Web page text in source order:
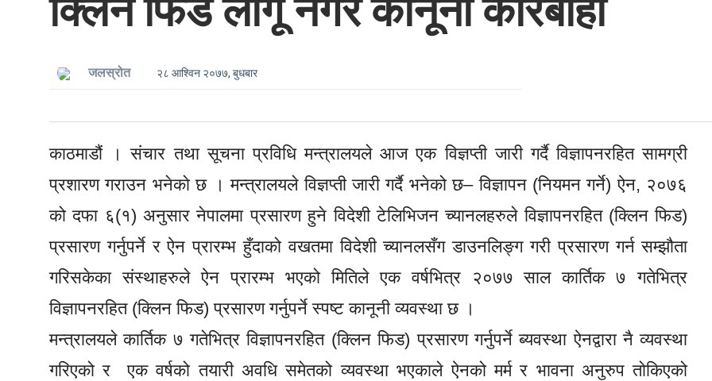
क्लिन फिड लागू नगरे कानूनी कारबाही
जलस्रोत २८ आश्विन २०७७, बुधबार
काठमाडौं । संचार तथा सूचना प्रविधि मन्त्रालयले आज एक विज्ञप्ती जारी गर्दै विज्ञापनरहित सामग्री
प्रशारण गराउन भनेकाे छ । मन्त्रालयले विज्ञप्ती जारी गर्दै भनेको छ– विज्ञापन (नियमन गर्ने) ऐन, २०७६
को दफा ६(१) अनुसार नेपालमा प्रसारण हुने विदेशी टेलिभिजन च्यानलहरुले विज्ञापनरहित (क्लिन फिड)
प्रसारण गर्नुपर्ने र ऐन प्रारम्भ हुँदाको वखतमा विदेशी च्यानलसँग डाउनलिङ्ग गरी प्रसारण गर्न सम्झौता
गरिसकेका संस्थाहरुले ऐन प्रारम्भ भएको मितिले एक वर्षभित्र २०७७ साल कार्तिक ७ गतेभित्र
विज्ञापनरहित (क्लिन फिड) प्रसारण गर्नुपर्ने स्पष्ट कानूनी व्यवस्था छ ।
मन्त्रालयले कार्तिक ७ गतेभित्र विज्ञापनरहित (क्लिन फिड) प्रसारण गर्नुपर्ने ब्यवस्था ऐनद्वारा नै व्यवस्था
गरिएको र एक वर्षको तयारी अवधि समेतको व्यवस्था भएकाले ऐनको मर्म र भावना अनुरुप तोकिएको